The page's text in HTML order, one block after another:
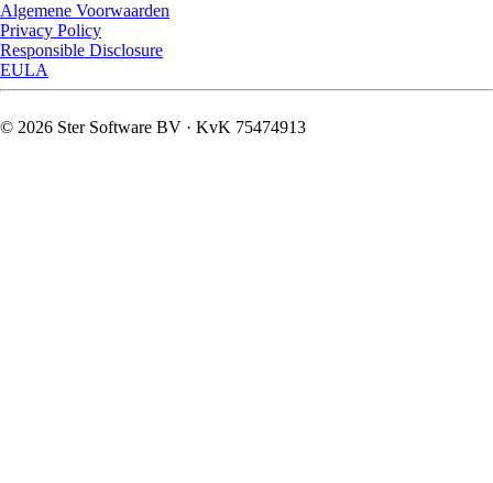
Algemene Voorwaarden
Privacy Policy
Responsible Disclosure
EULA
© 2026 Ster Software BV · KvK 75474913